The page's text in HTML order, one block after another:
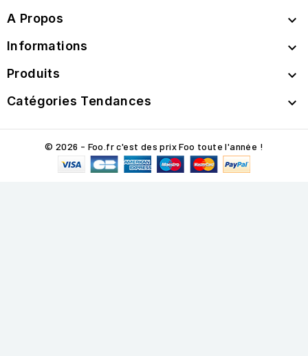
A Propos 
Informations 
Produits 
Catégories Tendances 
© 2026 - Foo.fr c'est des prix Foo toute l'année !